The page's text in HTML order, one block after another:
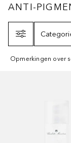
ANTI-
ANTI-
Opmerkingen over